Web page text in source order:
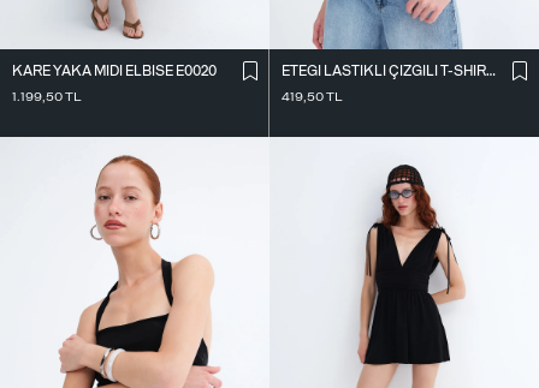
KARE YAKA MIDI ELBISE E0020
1.199,50TL
ETEĞI LASTIKLI ÇIZGILI T-SHIRT P10733
419,50TL